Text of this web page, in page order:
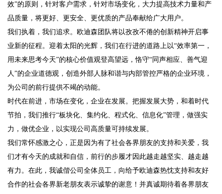
效”的原则，针对客户需求，针对市场变化，大力提高技术力量和产
品质量，将更好、更安全、更优质的产品奉献给广大用户。
我们执着，我们追求。欧迪森团队将以孜孜不倦的创新精神开启事
业新的征程。迎着太阳的光辉，我们在行进的道路上以“效率第一，
用未来思考今天”的核心价值观登高望远，恪守“同声相应、善气迎
人”的企业道德观，创造外部人脉和谐与内部管控严格的企业环境，
为公司的前行提供不竭的动能。
时代在前进，市场在变化，企业在发展。把握发展大势，和着时代
节拍，我们推行“板块化、集约化、程式化、信息化”管理，做强实
力，做优企业，以实现公司高质量可持续发展。
我们常怀感激之心，正是因为有了社会各界朋友的支持和关爱，我
们才有今天的成就和自信，前行的步履才因此越走越坚实、越走越
有力。在此，我诚偕公司全体员工，向给予欧迪森热忱支持和友好
合作的社会各界新老朋友表示诚挚的谢意！并真诚期待着各界朋友